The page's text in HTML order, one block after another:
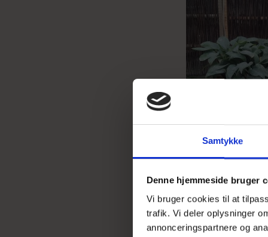
Samtykke
Denne hjemmeside bruger
Vi bruger cookies til at
trafik. Vi deler oplysninger
annonceringspartnere og